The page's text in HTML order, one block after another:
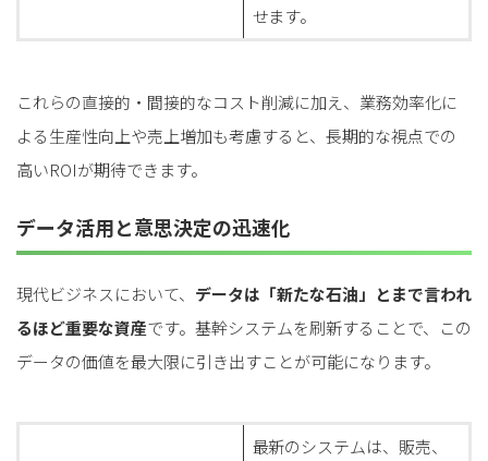
せます。
これらの直接的・間接的なコスト削減に加え、業務効率化に
よる生産性向上や売上増加も考慮すると、長期的な視点での
高いROIが期待できます。
データ活用と意思決定の迅速化
現代ビジネスにおいて、 データは「新たな石油」とまで言われ
るほど重要な資産です。基幹システムを刷新することで、この
データの価値を最大限に引き出すことが可能になります。
最新のシステムは、販売、